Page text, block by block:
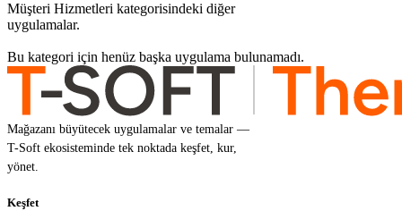
Müşteri Hizmetleri kategorisindeki diğer
uygulamalar.
Bu kategori için henüz başka uygulama bulunamadı.
Mağazanı büyütecek uygulamalar ve temalar —
T-Soft ekosisteminde tek noktada keşfet, kur,
yönet.
Keşfet